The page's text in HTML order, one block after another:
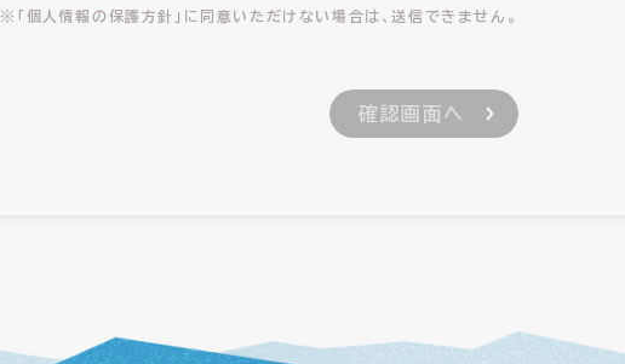
※「個人情報の保護方針」に同意いただけない場合は、送信できません。